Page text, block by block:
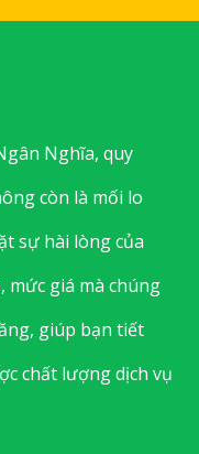
Nghĩa, quy
còn là mối lo
sự hài lòng của
mức giá mà chúng
giúp bạn tiết
chất lượng dịch vụ